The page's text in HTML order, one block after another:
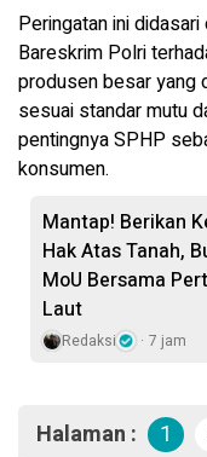
Peringatan ini
Bareskrim Polri
produsen besar yang
sesuai standar mutu
pentingnya SPHP
konsumen.
Mantap! Berikan
Hak Atas Tanah,
MoU Bersama
Laut
Redaksi 7 jam
Halaman : 1